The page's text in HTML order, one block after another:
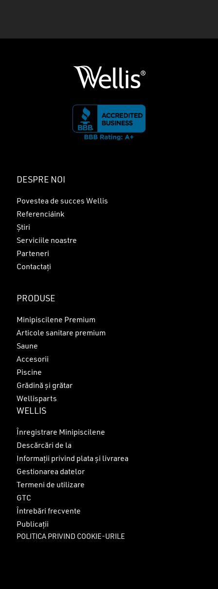
DESPRE NOI
Povestea de succes Wellis
Referenciáink
Știri
Serviciile noastre
Parteneri
Contactați
PRODUSE
Minipiscilene Premium
Articole sanitare premium
Saune
Accesorii
Piscine
Grădină și grătar
Wellisparts
WELLIS
Înregistrare Minipiscilene
Descărcări de la
Informații privind plata și livrarea
Gestionarea datelor
Termeni de utilizare
GTC
Întrebări frecvente
Publicații
POLITICA PRIVIND COOKIE-URILE